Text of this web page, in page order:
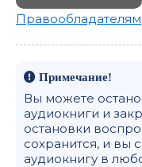
Правообладателям
Примечание!
Вы можете
аудиокниги и
остановки
сохранится, и вы
аудиокнигу в